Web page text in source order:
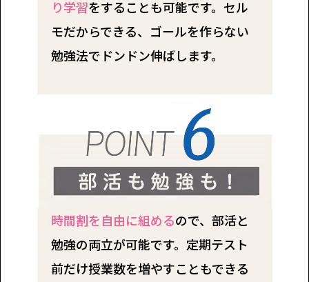
り学習をすることも可能です。セル
モだからできる、ゴールを作らない
勉強法でドンドン伸ばします。
時間割を自由に組めるので、部活と
勉強の両立が可能です。定期テスト
前だけ授業数を増やすこともできる